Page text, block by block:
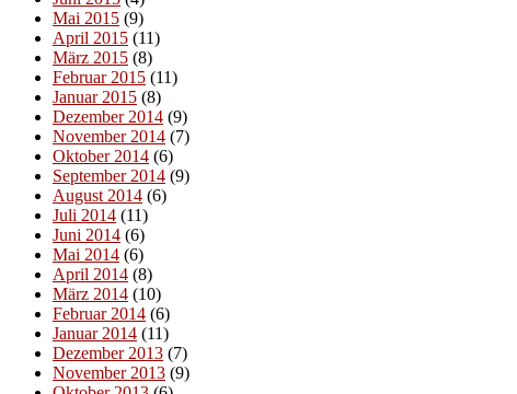
Mai 2015 (9)
April 2015 (11)
März 2015 (8)
Februar 2015 (11)
Januar 2015 (8)
Dezember 2014 (9)
November 2014 (7)
Oktober 2014 (6)
September 2014 (9)
August 2014 (6)
Juli 2014 (11)
Juni 2014 (6)
Mai 2014 (6)
April 2014 (8)
März 2014 (10)
Februar 2014 (6)
Januar 2014 (11)
Dezember 2013 (7)
November 2013 (9)